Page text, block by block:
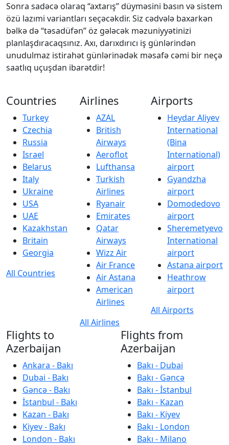
Sonra sadəcə olaraq “axtarış” düyməsini basın və sistem
özü lazımi variantları seçəcəkdir. Siz cədvələ baxarkən
bəlkə də “təsadüfən” öz gələcək məzuniyyətinizi
planlaşdıracaqsınız. Axı, darıxdırıcı iş günlərindən
unudulmaz istirahət günlərinədək məsafə cəmi bir neçə
saatlıq uçuşdan ibarətdir!
Countries
Turkey
Czechia
Russia
Israel
Belarus
Italy
Ukraine
USA
UAE
Kazakhstan
Britain
Georgia
All Countries
Airlines
AZAL
British
Airways
Aeroflot
Lufthansa
Turkish
Airlines
Ryanair
Emirates
Qatar
Airways
Wizz Air
Air France
Air Astana
American
Airlines
All Airlines
Airports
Heydar Aliyev
International
(Bina
International)
airport
Gyandzha
airport
Domodedovo
airport
Sheremetyevo
International
airport
Astana airport
Heathrow
airport
All Airports
Flights to
Azerbaijan
Ankara - Bakı
Dubai - Bakı
Gəncə - Bakı
İstanbul - Bakı
Kazan - Bakı
Kiyev - Bakı
London - Bakı
Flights from
Azerbaijan
Bakı - Dubai
Bakı - Gəncə
Bakı - İstanbul
Bakı - Kazan
Bakı - Kiyev
Bakı - London
Bakı - Milano